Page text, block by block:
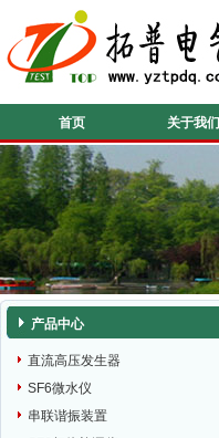
首页 关于我们
产品中心
直流高压发生器
SF6微水仪
串联谐振装置